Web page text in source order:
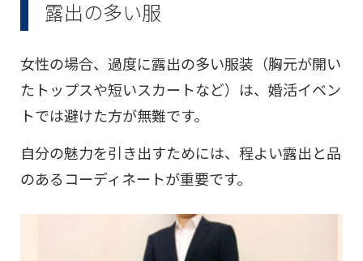
露出の多い服
女性の場合、過度に露出の多い服装（胸元が開い
たトップスや短いスカートなど）は、婚活イベン
トでは避けた方が無難です。
自分の魅力を引き出すためには、程よい露出と品
のあるコーディネートが重要です。